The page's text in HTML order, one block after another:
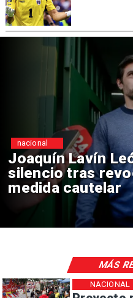
Chile y
reinicio de
consulares
nacional
NACIONAL
MÁS